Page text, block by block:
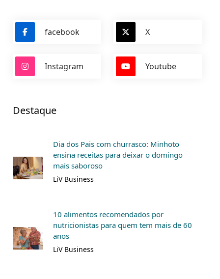
facebook X
Instagram Youtube
Destaque
Dia dos Pais com churrasco: Minhoto
ensina receitas para deixar o domingo
mais saboroso
LiV Business
10 alimentos recomendados por
nutricionistas para quem tem mais de 60
anos
LiV Business